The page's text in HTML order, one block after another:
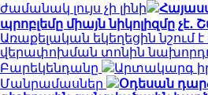
ժամանակ լույս չի լինի
պրոբլեմը միայն նիկոլիզմը
Առաքելական եկեղեցին նշում
վերափոխման տոնին
Բարեկենդանը
Արտակարգ
Մանրամասներ
Օդեսան